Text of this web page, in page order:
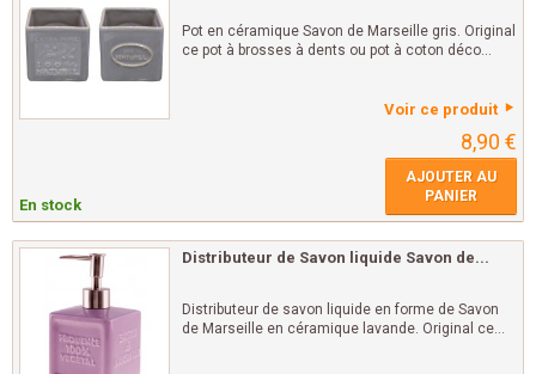
Pot en céramique Savon de Marseille gris. Original
ce pot à brosses à dents ou pot à coton déco...
Voir ce produit
8,90 €
En stock
AJOUTER AU
PANIER
Distributeur de Savon liquide Savon de...
Distributeur de savon liquide en forme de Savon
de Marseille en céramique lavande. Original ce...